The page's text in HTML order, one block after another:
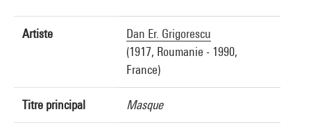
Artiste
Dan Er. Grigorescu
(1917, Roumanie - 1990,
France)
Titre principal Masque